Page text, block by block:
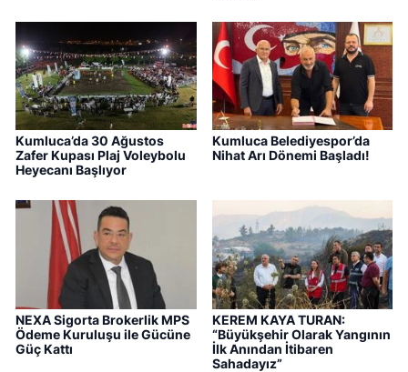
Kumluca’da 30 Ağustos
Zafer Kupası Plaj Voleybolu
Heyecanı Başlıyor
Kumluca Belediyespor’da
Nihat Arı Dönemi Başladı!
NEXA Sigorta Brokerlik MPS
Ödeme Kuruluşu ile Gücüne
Güç Kattı
KEREM KAYA TURAN:
“Büyükşehir Olarak Yangının
İlk Anından İtibaren
Sahadayız”